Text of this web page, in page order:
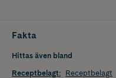
Fakta
Hittas även bland
Receptbelagt: Receptbelagt